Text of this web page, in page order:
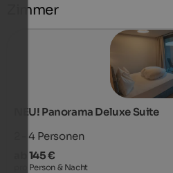
Zimmer
NEU! Panorama Deluxe Suite
2 - 4 Personen
ab 145 €
pro Person & Nacht